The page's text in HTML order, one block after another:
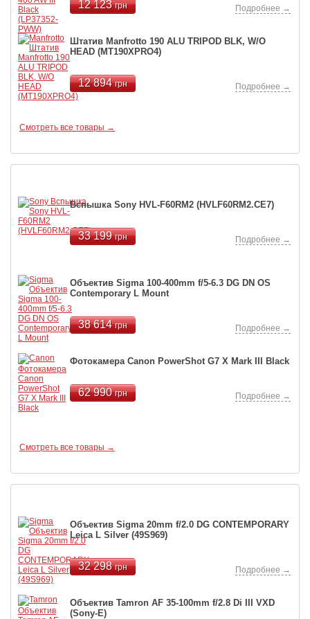
12 123грн Подробнее →
Штатив Manfrotto 190 ALU TRIPOD BLK, W/O
HEAD (MT190XPRO4)
12 894грн Подробнее →
Смотреть все товары →
Вспышка Sony HVL-F60RM2 (HVLF60RM2.CE7)
33 199грн Подробнее →
Объектив Sigma 100-400mm f/5-6.3 DG DN OS
Contemporary L Mount
38 614грн Подробнее →
Фотокамера Canon PowerShot G7 X Mark III Black
62 990грн Подробнее →
Смотреть все товары →
Объектив Sigma 20mm f/2.0 DG CONTEMPORARY
Leica L Silver (49S969)
32 298грн Подробнее →
Объектив Tamron AF 35-100mm f/2.8 Di III VXD
(Sony-E)